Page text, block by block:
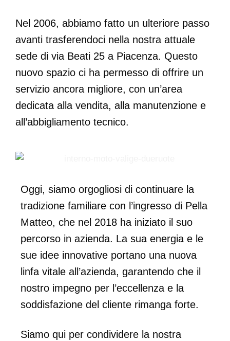
Nel 2006, abbiamo fatto un ulteriore passo
avanti trasferendoci nella nostra attuale
sede di via Beati 25 a Piacenza. Questo
nuovo spazio ci ha permesso di offrire un
servizio ancora migliore, con un’area
dedicata alla vendita, alla manutenzione e
all’abbigliamento tecnico.
Oggi, siamo orgogliosi di continuare la
tradizione familiare con l’ingresso di Pella
Matteo, che nel 2018 ha iniziato il suo
percorso in azienda. La sua energia e le
sue idee innovative portano una nuova
linfa vitale all’azienda, garantendo che il
nostro impegno per l’eccellenza e la
soddisfazione del cliente rimanga forte.
Siamo qui per condividere la nostra